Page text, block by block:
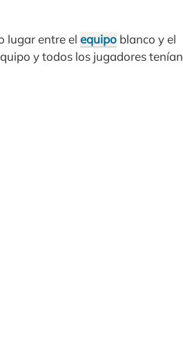
lugar entre el equipo blanco y el
y todos los jugadores tenían